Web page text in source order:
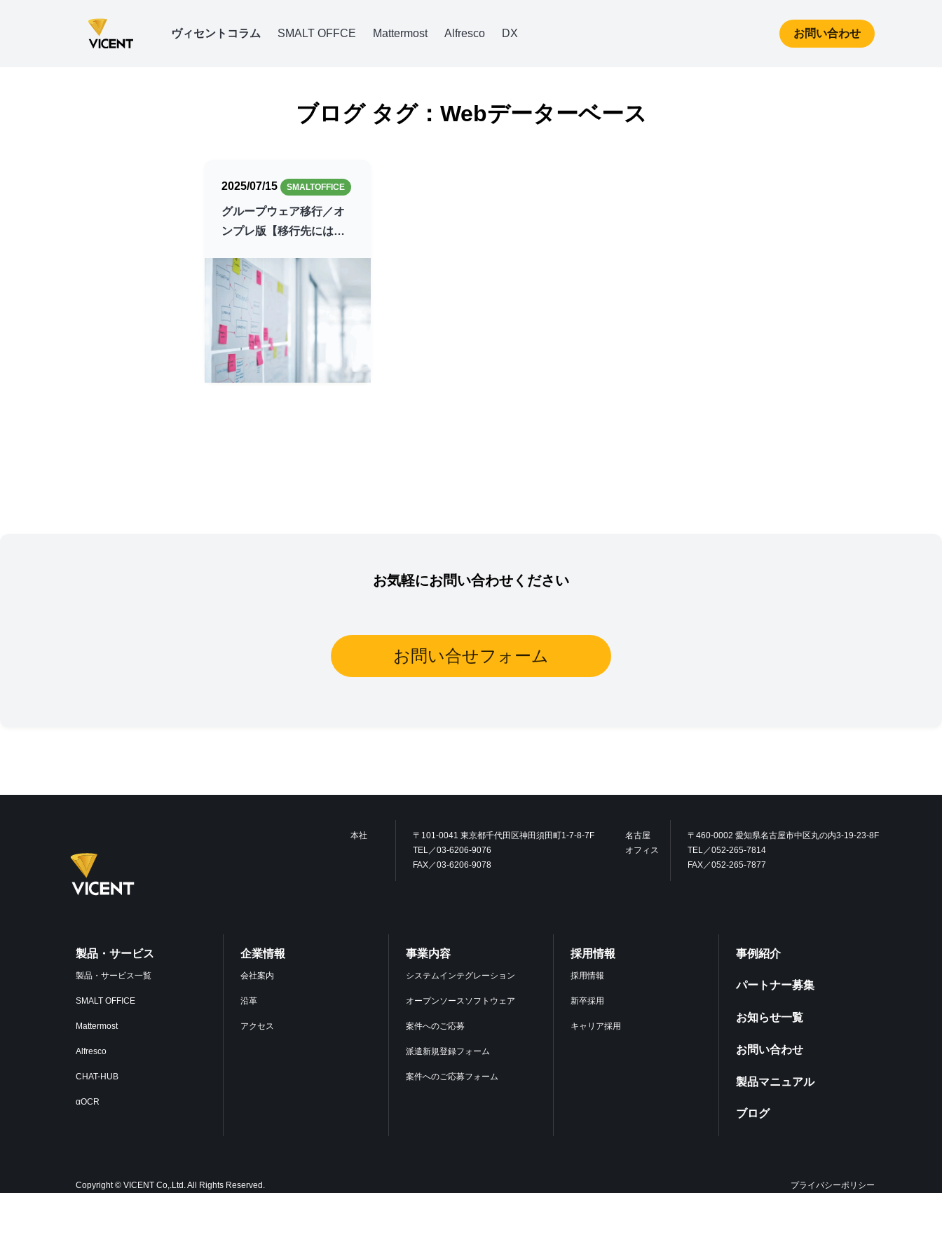
ヴィセントコラム SMALT OFFCE Mattermost Alfresco DX お問い合わせ
ブログ タグ：Webデーターベース
2025/07/15 SMALTOFFICE
グループウェア移行／オ
ンプレ版【移行先にはス
お気軽にお問い合わせください
お問い合せフォーム
本社
〒101-0041 東京都千代田区神田須田町1-7-8-7F
TEL／03-6206-9076
FAX／03-6206-9078
名古屋
オフィス
〒460-0002 愛知県名古屋市中区丸の内3-19-23-8F
TEL／052-265-7814
FAX／052-265-7877
製品・サービス
製品・サービス一覧
SMALT OFFICE
Mattermost
Alfresco
CHAT-HUB
αOCR
企業情報
会社案内
沿革
アクセス
事業内容
システムインテグレーション
オープンソースソフトウェア
案件へのご応募
派遣新規登録フォーム
案件へのご応募フォーム
採用情報
採用情報
新卒採用
キャリア採用
事例紹介
パートナー募集
お知らせ一覧
お問い合わせ
製品マニュアル
ブログ
Copyright © VICENT Co,.Ltd. All Rights Reserved. プライバシーポリシー